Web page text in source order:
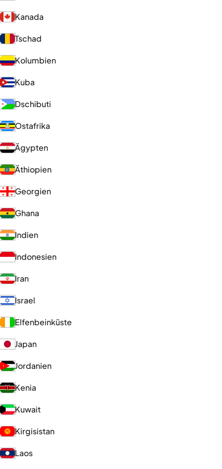
Kanada
Tschad
Kolumbien
Kuba
Dschibuti
Ostafrika
Ägypten
Äthiopien
Georgien
Ghana
Indien
Indonesien
Iran
Israel
Elfenbeinküste
Japan
Jordanien
Kenia
Kuwait
Kirgisistan
Laos